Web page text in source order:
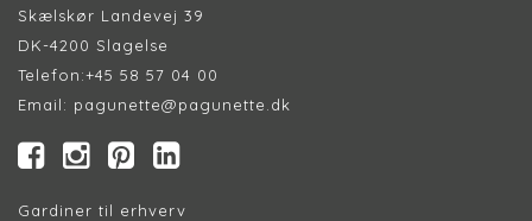
Skælskør Landevej 39
DK-4200 Slagelse
Telefon:+45 58 57 04 00
Email: pagunette@pagunette.dk
Gardiner til erhverv